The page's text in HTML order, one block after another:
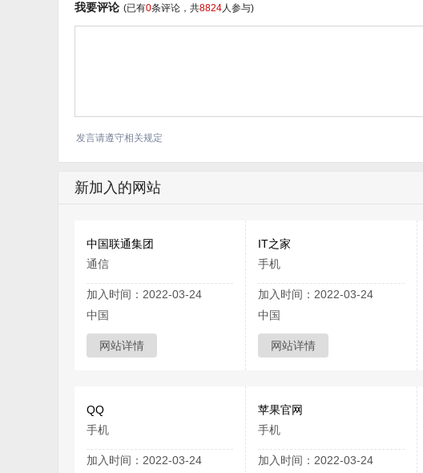
我要评论 (已有0条评论，共8824人参与)
发言请遵守相关规定
新加入的网站
中国联通集团
通信
加入时间：2022-03-24
中国
网站详情
IT之家
手机
加入时间：2022-03-24
中国
网站详情
QQ
手机
加入时间：2022-03-24
苹果官网
手机
加入时间：2022-03-24